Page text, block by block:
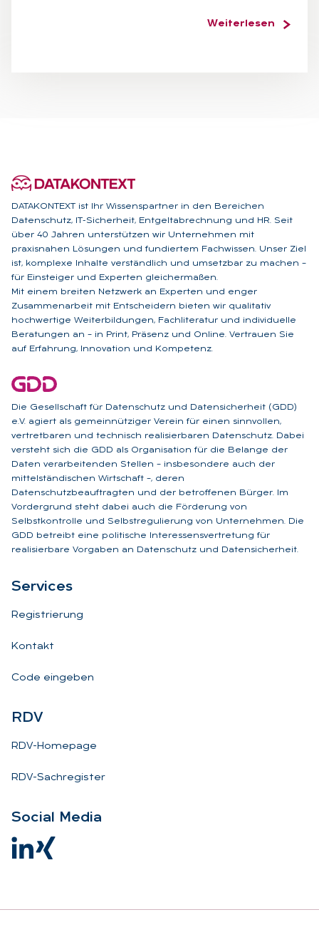
Weiterlesen
DATAKONTEXT ist Ihr Wissenspartner in den Bereichen
Datenschutz, IT-Sicherheit, Entgeltabrechnung und HR. Seit
über 40 Jahren unterstützen wir Unternehmen mit
praxisnahen Lösungen und fundiertem Fachwissen. Unser Ziel
ist, komplexe Inhalte verständlich und umsetzbar zu machen –
für Einsteiger und Experten gleichermaßen.
Mit einem breiten Netzwerk an Experten und enger
Zusammenarbeit mit Entscheidern bieten wir qualitativ
hochwertige Weiterbildungen, Fachliteratur und individuelle
Beratungen an – in Print, Präsenz und Online. Vertrauen Sie
auf Erfahrung, Innovation und Kompetenz.
Die Gesellschaft für Datenschutz und Datensicherheit (GDD)
e.V. agiert als gemeinnütziger Verein für einen sinnvollen,
vertretbaren und technisch realisierbaren Datenschutz. Dabei
versteht sich die GDD als Organisation für die Belange der
Daten verarbeitenden Stellen – insbesondere auch der
mittelständischen Wirtschaft –, deren
Datenschutzbeauftragten und der betroffenen Bürger. Im
Vordergrund steht dabei auch die Förderung von
Selbstkontrolle und Selbstregulierung von Unternehmen. Die
GDD betreibt eine politische Interessensvertretung für
realisierbare Vorgaben an Datenschutz und Datensicherheit.
Ser­vices
Registrierung
Kontakt
Code eingeben
RDV
RDV-Homepage
RDV-Sachregister
So­ci­al Me­dia